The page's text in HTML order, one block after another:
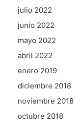
julio 2022
junio 2022
mayo 2022
abril 2022
enero 2019
diciembre 2018
noviembre 2018
octubre 2018